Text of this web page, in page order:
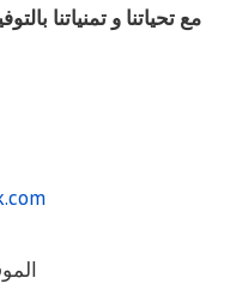
مع تحياتنا و تمنياتنا